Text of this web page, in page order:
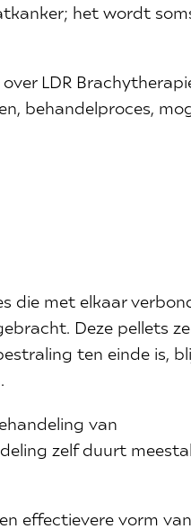
het wordt
LDR
behandelproces,
die met elkaar
Deze pellets
ten einde is,
van
zelf duurt meestal
effectievere vorm van